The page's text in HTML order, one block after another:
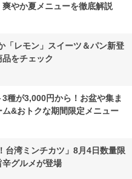
やか夏メニューを徹底解説
「レモン」スイーツ＆パン新登
をチェック
種が3,000円から！お盆や集ま
&おトクな期間限定メニュー
台湾ミンチカツ」8月4日数量限
グルメが登場